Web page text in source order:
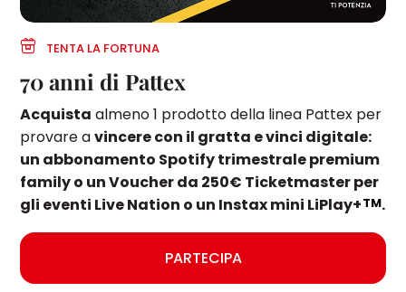
TENTA LA FORTUNA
70 anni di Pattex
Acquista almeno 1 prodotto della linea Pattex per
provare avincere con il gratta e vinci digitale:
un abbonamento Spotify trimestrale premium
family o un Voucher da 250€ Ticketmaster per
gli eventi Live Nation o un Instax mini LiPlay+TM.
PARTECIPA